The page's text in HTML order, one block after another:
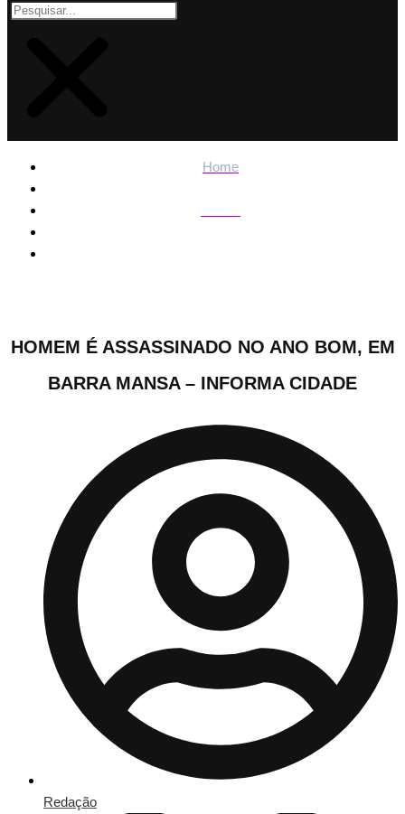
Home
HOMEM É ASSASSINADO NO ANO BOM, EM
BARRA MANSA – INFORMA CIDADE
Redação